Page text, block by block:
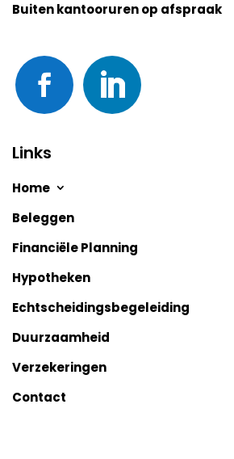
Buiten kantooruren op afspraak
Links
Home
Beleggen
Financiële Planning
Hypotheken
Echtscheidingsbegeleiding
Duurzaamheid
Verzekeringen
Contact